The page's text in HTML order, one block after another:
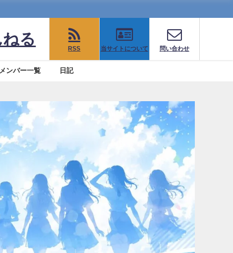
る
RSS 当サイトについて 問い合わせ
メンバー一覧 日記